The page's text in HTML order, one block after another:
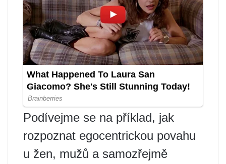
Podívejme se na příklad, jak
rozpoznat egocentrickou povahu
u žen, mužů a samozřejmě